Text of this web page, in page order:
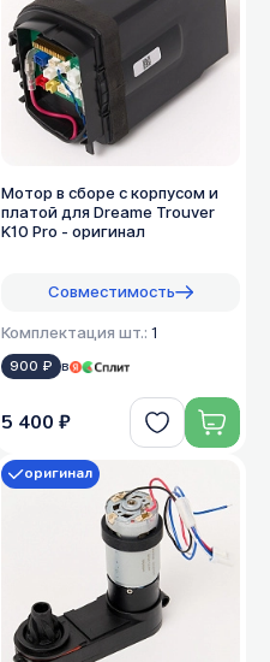
Мотор в сборе с корпусом и
платой для Dreame Trouver
K10 Pro - оригинал
Совместимость
Комплектация шт.: 1
900 ₽ в
5 400 ₽
оригинал